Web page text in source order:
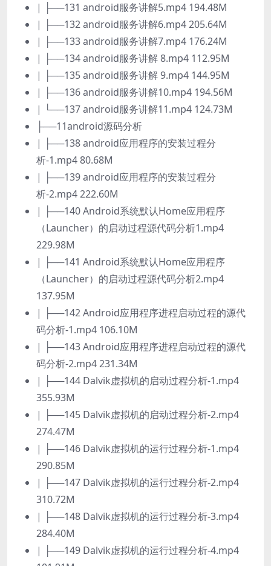
| ├──131 android服务讲解5.mp4 194.48M
| ├──132 android服务讲解6.mp4 205.64M
| ├──133 android服务讲解7.mp4 176.24M
| ├──134 android服务讲解 8.mp4 112.95M
| ├──135 android服务讲解 9.mp4 144.95M
| ├──136 android服务讲解10.mp4 194.56M
| └──137 android服务讲解11.mp4 124.73M
├──11android源码分析
| ├──138 android应用程序的安装过程分
析-1.mp4 80.68M
| ├──139 android应用程序的安装过程分
析-2.mp4 222.60M
| ├──140 Android系统默认Home应用程序
（Launcher）的启动过程源代码分析1.mp4
229.98M
| ├──141 Android系统默认Home应用程序
（Launcher）的启动过程源代码分析2.mp4
137.95M
| ├──142 Android应用程序进程启动过程的源代
码分析-1.mp4 106.10M
| ├──143 Android应用程序进程启动过程的源代
码分析-2.mp4 231.34M
| ├──144 Dalvik虚拟机的启动过程分析-1.mp4
355.93M
| ├──145 Dalvik虚拟机的启动过程分析-2.mp4
274.47M
| ├──146 Dalvik虚拟机的运行过程分析-1.mp4
290.85M
| ├──147 Dalvik虚拟机的运行过程分析-2.mp4
310.72M
| ├──148 Dalvik虚拟机的运行过程分析-3.mp4
284.40M
| ├──149 Dalvik虚拟机的运行过程分析-4.mp4